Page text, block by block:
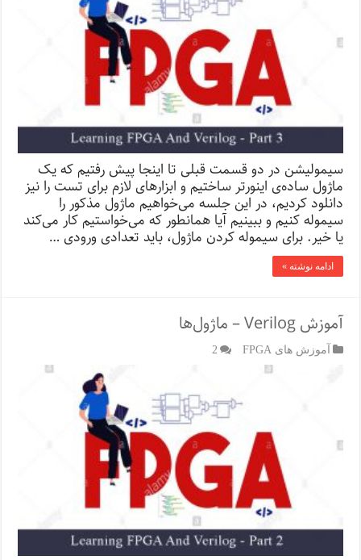
سیمولیشن در دو قسمت قبلی تا اینجا پیش رفتیم که یک
ماژول ساده‌ی اینورتر ساختیم و ابزارهای لازم برای تست را نیز
دانلود کردیم، در این جلسه می‌خواهیم ماژول مذکور را
سیموله کنیم و ببینیم آیا همانطور که می‌خواستیم کار می‌کند
یا خیر. برای سیموله کردن ماژول، باید تعدادی ورودی …
ادامه نوشته »
آموزش Verilog – ماژول‌ها
آموزش های FPGA 2